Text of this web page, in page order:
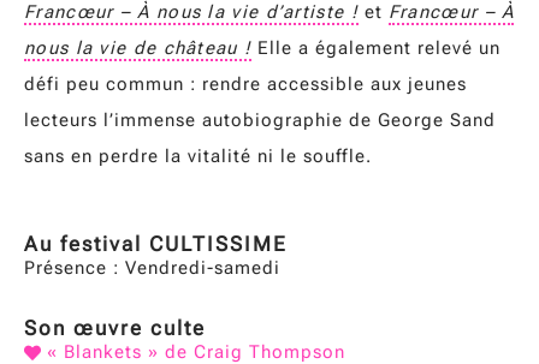
Francœur – À nous la vie d’artiste !et Francœur – À
nous la vie de château ! Elle a également relevé un
défi peu commun : rendre accessible aux jeunes
lecteurs l’immense autobiographie de George Sand
sans en perdre la vitalité ni le souffle.
Au festival CULTISSIME
Présence : Vendredi-samedi
Son œuvre culte
« Blankets » de Craig Thompson